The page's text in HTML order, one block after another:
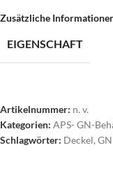
Zusätzliche
EIGENSCHAFT
Artikelnummer: n. v.
Kategorien: APS- GN-
Schlagwörter: Deckel,